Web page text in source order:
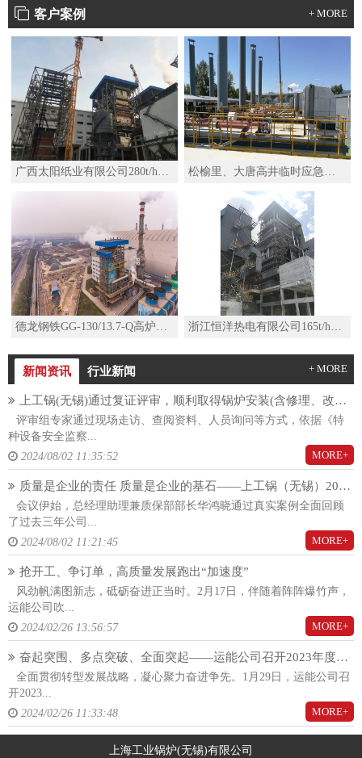
客户案例 + MORE
广西太阳纸业有限公司280t/h高温高压锅炉 松榆里、大唐高井临时应急热源项目移动热源机组SZS29-2.5/110/50-Q水管D型燃气锅炉
德龙钢铁GG-130/13.7-Q高炉煤气锅炉 浙江恒洋热电有限公司165t/h高温高压锅炉及其配套系统改造项目
新闻资讯 行业新闻 + MORE
上工锅(无锡)通过复证评审，顺利取得锅炉安装(含修理、改造)(A)许可证！
评审组专家通过现场走访、查阅资料、人员询问等方式，依据《特
种设备安全监察...
2024/08/02 11:35:52
MORE+
质量是企业的责任 质量是企业的基石——上工锅（无锡）2024年度质量大会隆重召开
会议伊始，总经理助理兼质保部部长华鸿晓通过真实案例全面回顾
了过去三年公司...
2024/08/02 11:21:45
MORE+
抢开工、争订单，高质量发展跑出“加速度”
风劲帆满图新志，砥砺奋进正当时。2月17日，伴随着阵阵爆竹声，
运能公司吹...
2024/02/26 13:56:57
MORE+
奋起突围、多点突破、全面突起——运能公司召开2023年度总结暨2024年度工作动员大会
全面贯彻转型发展战略，凝心聚力奋进争先。1月29日，运能公司召
开2023...
2024/02/26 11:33:48
MORE+
上海工业锅炉(无锡)有限公司